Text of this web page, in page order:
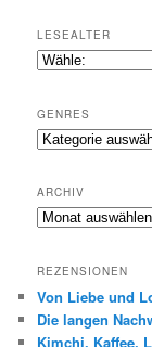
LESEALTER
GENRES
Genres
ARCHIV
Archiv
REZENSIONEN
Von Liebe und
Die langen
Kimchi, Kaffee,